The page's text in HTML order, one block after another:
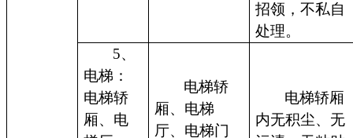
招领，不私自
处理。
5、
电梯：
电梯轿
厢、电
电梯轿
厢、电梯
厅、电梯门
电梯轿厢
内无积尘、无